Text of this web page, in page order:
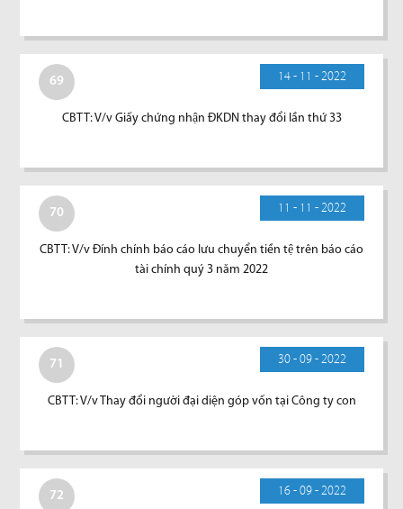
69 14 - 11 - 2022
CBTT: V/v Giấy chứng nhận ĐKDN thay đổi lần thứ 33
70 11 - 11 - 2022
CBTT: V/v Đính chính báo cáo lưu chuyển tiền tệ trên báo cáo
tài chính quý 3 năm 2022
71 30 - 09 - 2022
CBTT: V/v Thay đổi người đại diện góp vốn tại Công ty con
72 16 - 09 - 2022